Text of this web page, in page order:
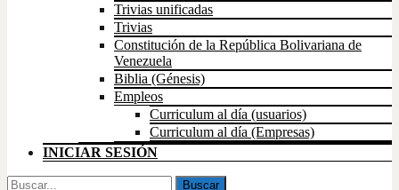
Trivias unificadas
Trivias
Constitución de la República Bolivariana de
Venezuela
Biblia (Génesis)
Empleos
Curriculum al día (usuarios)
Curriculum al día (Empresas)
INICIAR SESIÓN
Buscar